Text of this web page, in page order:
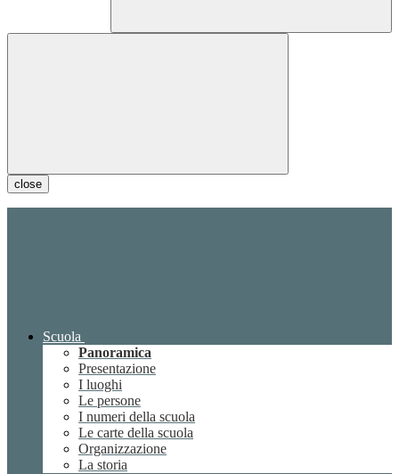
close
Scuola
Panoramica
Presentazione
I luoghi
Le persone
I numeri della scuola
Le carte della scuola
Organizzazione
La storia